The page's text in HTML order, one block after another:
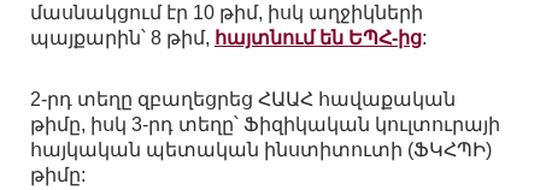
մասնակցում էր 10 թիմ, իսկ աղջիկների
պայքարին՝ 8 թիմ, հայտնում են ԵՊՀ-ից:
2-րդ տեղը զբաղեցրեց ՀԱԱՀ հավաքական
թիմը, իսկ 3-րդ տեղը՝ Ֆիզիկական կուլտուրայի
հայկական պետական ինստիտուտի (ՖԿՀՊԻ)
թիմը: